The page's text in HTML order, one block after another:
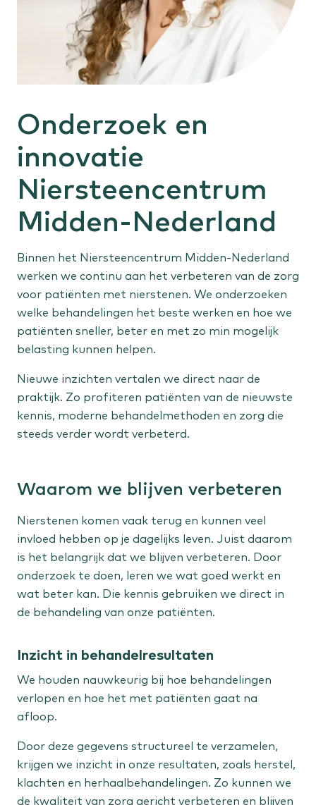
Oorontsteking
Buik, bekken en anus
Anale klachten
Huid en vaten
Verdachte plekjes
Spataderen
Sportletsel
Knieletsel
Vrouw
Menstruatieklachten
Overgangsklachten
Liesbreuk
Expertisecentra
Liesbreuk
Niersteen
Staat jouw behandeling er niet tussen?
Bekijk alle aandoeningen
Onderzoek en
innovatie
Niersteencentrum
Midden-Nederland
Binnen het Niersteencentrum Midden-Nederland
werken we continu aan het verbeteren van de zorg
voor patiënten met nierstenen. We onderzoeken
welke behandelingen het beste werken en hoe we
patiënten sneller, beter en met zo min mogelijk
belasting kunnen helpen.
Nieuwe inzichten vertalen we direct naar de
praktijk. Zo profiteren patiënten van de nieuwste
kennis, moderne behandelmethoden en zorg die
steeds verder wordt verbeterd.
Waarom we blijven verbeteren
Nierstenen komen vaak terug en kunnen veel
invloed hebben op je dagelijks leven. Juist daarom
is het belangrijk dat we blijven verbeteren. Door
onderzoek te doen, leren we wat goed werkt en
wat beter kan. Die kennis gebruiken we direct in
de behandeling van onze patiënten.
Inzicht in behandelresultaten
We houden nauwkeurig bij hoe behandelingen
verlopen en hoe het met patiënten gaat na
afloop.
Door deze gegevens structureel te verzamelen,
krijgen we inzicht in onze resultaten, zoals herstel,
klachten en herhaalbehandelingen. Zo kunnen we
de kwaliteit van zorg gericht verbeteren en blijven